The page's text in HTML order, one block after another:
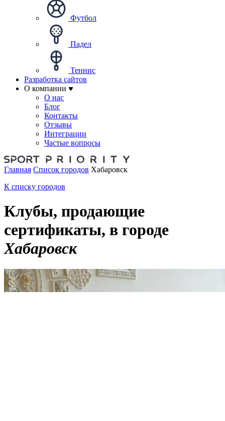
Футбол
Падел
Теннис
Разработка сайтов
О компании
О нас
Блог
Контакты
Отзывы
Интеграции
Частые вопросы
Главная Список городов Хабаровск
К списку городов
Клубы, продающие
сертификаты, в городе
Хабаровск